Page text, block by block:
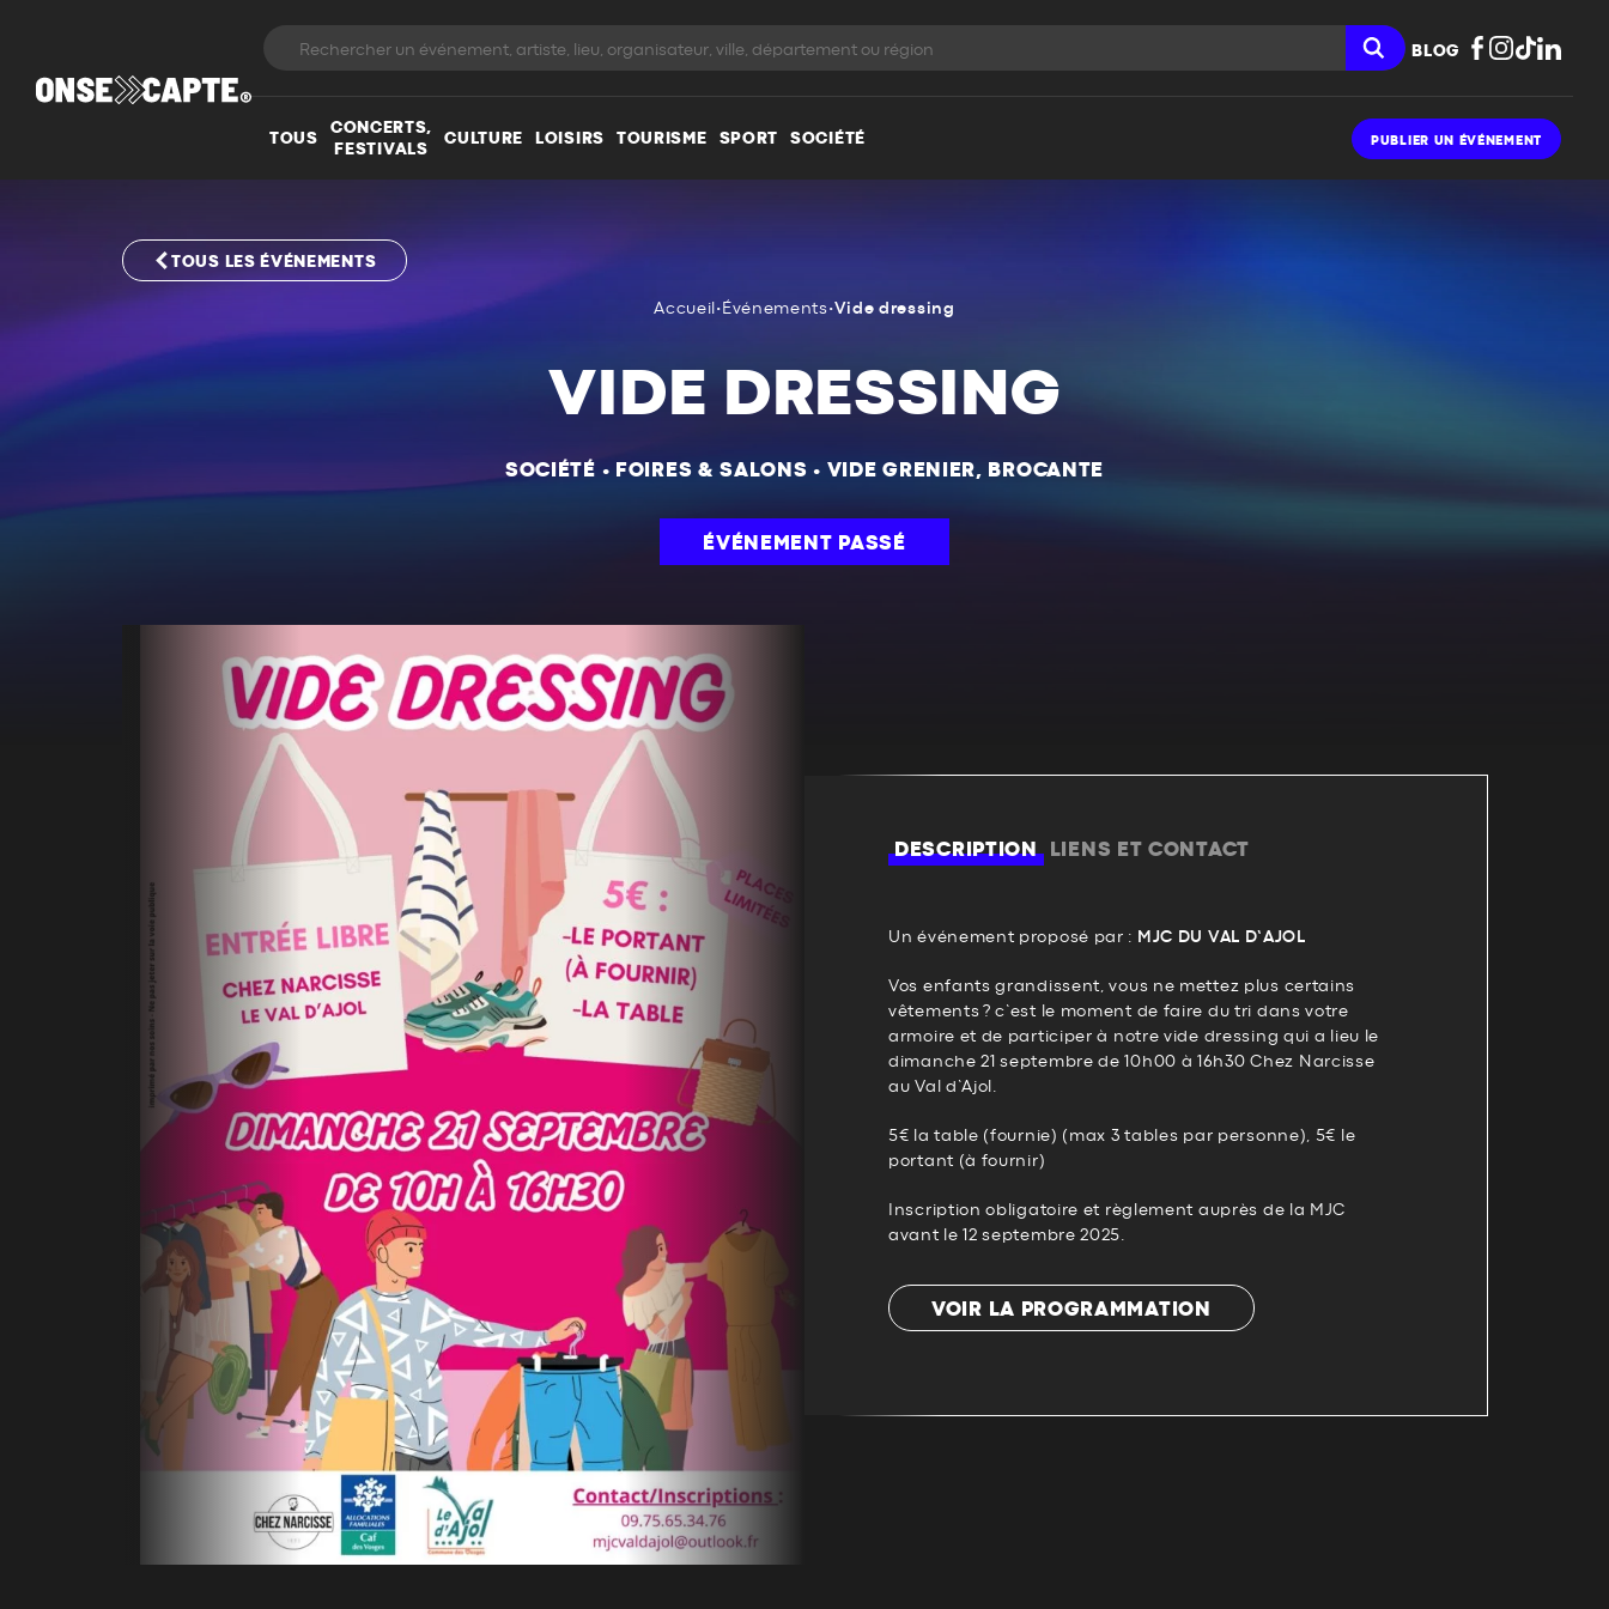
BLOG
TOUS
CONCERTS,
FESTIVALS
CULTURE LOISIRS TOURISME SPORT SOCIÉTÉ PUBLIER UN ÉVÉNEMENT
TOUS LES ÉVÉNEMENTS
Accueil • Événements•Vide dressing
VIDE DRESSING
SOCIÉTÉ • FOIRES & SALONS • VIDE GRENIER, BROCANTE
ÉVÉNEMENT PASSÉ
DESCRIPTION LIENS ET CONTACT
Un événement proposé par : MJC DU VAL D’AJOL
Vos enfants grandissent, vous ne mettez plus certains
vêtements ? c’est le moment de faire du tri dans votre
armoire et de participer à notre vide dressing qui a lieu le
dimanche 21 septembre de 10h00 à 16h30 Chez Narcisse
au Val d’Ajol.
5€ la table (fournie) (max 3 tables par personne), 5€ le
portant (à fournir)
Inscription obligatoire et règlement auprès de la MJC
avant le 12 septembre 2025.
VOIR LA PROGRAMMATION